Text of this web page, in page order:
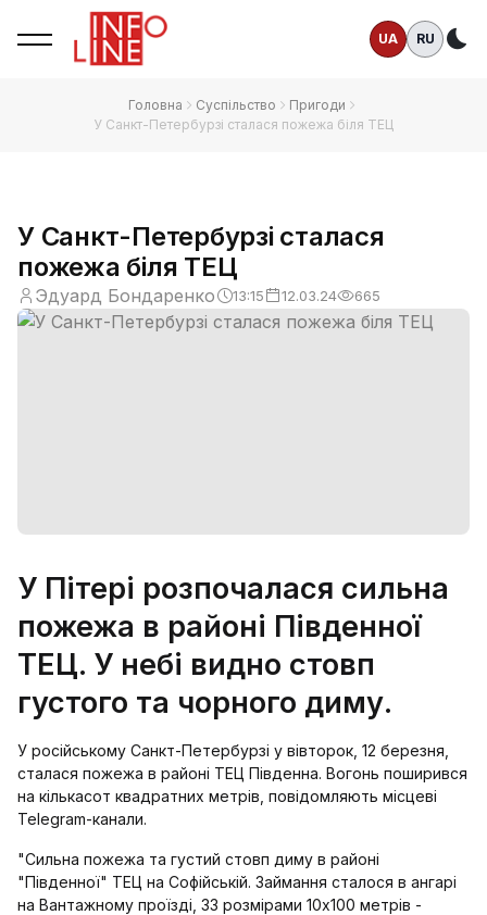
UA RU
Головна Суспільство
Пригоди
У Санкт-Петербурзі сталася пожежа біля ТЕЦ
У Санкт-Петербурзі сталася
пожежа біля ТЕЦ
Эдуард Бондаренко 13:15 12.03.24 665
У Пітері розпочалася сильна
пожежа в районі Південної
ТЕЦ. У небі видно стовп
густого та чорного диму.
У російському Санкт-Петербурзі у вівторок, 12 березня,
сталася пожежа в районі ТЕЦ Південна. Вогонь поширився
на кількасот квадратних метрів, повідомляють місцеві
Telegram-канали.
"Сильна пожежа та густий стовп диму в районі
"Південної" ТЕЦ на Софійській. Займання сталося в ангарі
на Вантажному проїзді, 33 розмірами 10х100 метрів -